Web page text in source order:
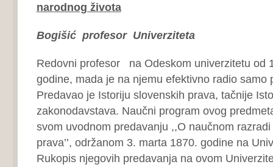
narodnog života
Bogišić profesor Univerziteta
Redovni profesor na Odeskom univerzitetu od
godine, mada je na njemu efektivno radio samo
Predavao je Istoriju slovenskih prava, tačnije
zakonodavstava. Naučni program ovog
svom uvodnom predavanju ,,O naučnom
prava’’, održanom 3. marta 1870. godine na
Rukopis njegovih predavanja na ovom